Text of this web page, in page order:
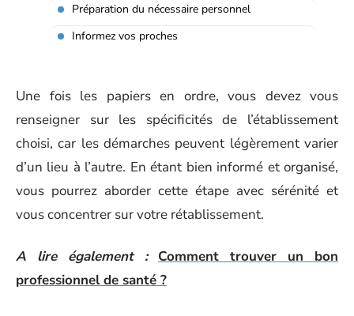
Préparation du nécessaire personnel
Informez vos proches
Une fois les papiers en ordre, vous devez vous
renseigner sur les spécificités de l’établissement
choisi, car les démarches peuvent légèrement varier
d’un lieu à l’autre. En étant bien informé et organisé,
vous pourrez aborder cette étape avec sérénité et
vous concentrer sur votre rétablissement.
A lire également :
Comment trouver un bon
professionnel de santé ?